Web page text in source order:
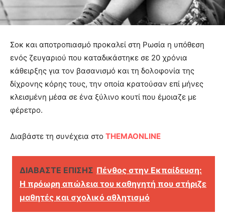
Σοκ και αποτροπιασμό προκαλεί στη Ρωσία η υπόθεση
ενός ζευγαριού που καταδικάστηκε σε 20 χρόνια
κάθειρξης για τον βασανισμό και τη δολοφονία της
δίχρονης κόρης τους, την οποία κρατούσαν επί μήνες
κλεισμένη μέσα σε ένα ξύλινο κουτί που έμοιαζε με
φέρετρο.
Διαβάστε τη συνέχεια στο THEMAONLINE
ΔΙΑΒΑΣΤΕ ΕΠΙΣΗΣ Πένθος στην Εκπαίδευση:
Η πρόωρη απώλεια του καθηγητή που στήριζε
μαθητές και σχολικό αθλητισμό